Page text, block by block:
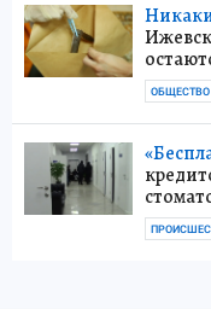
ОБЩЕСТВО